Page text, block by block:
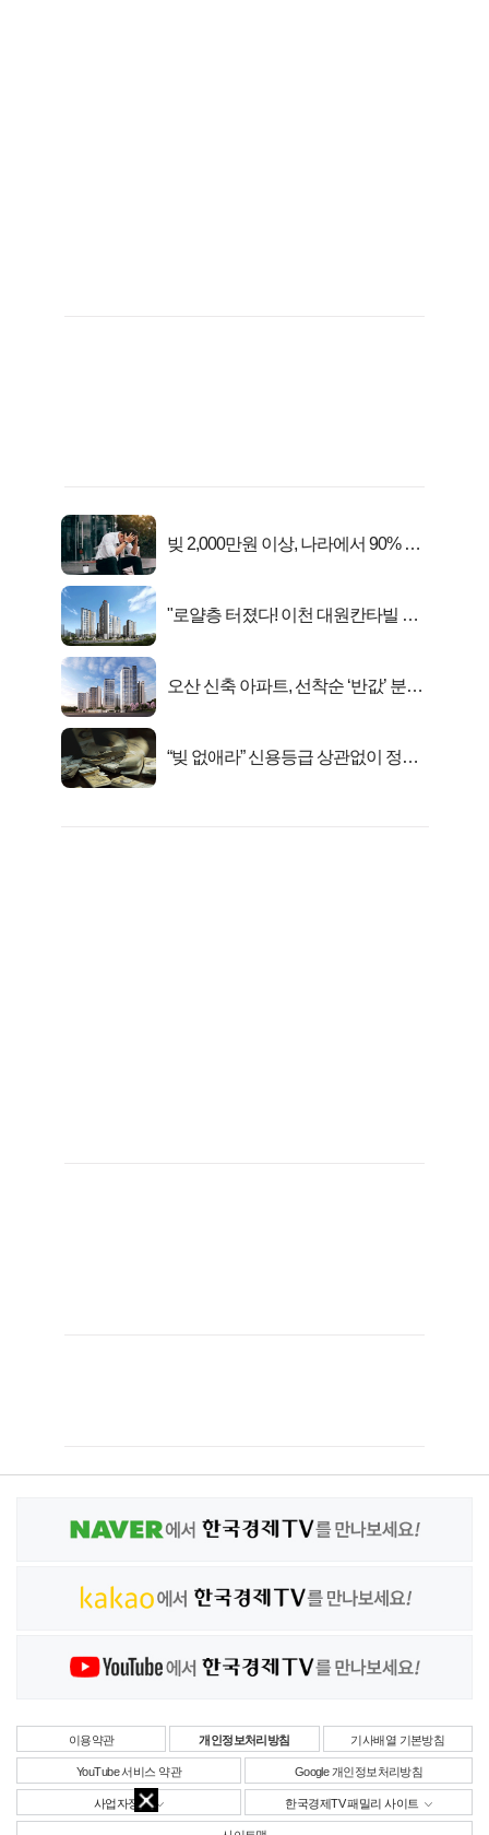
빚 2,000만원 이상, 나라에서 90% 갚
"로얄층 터졌다! 이천 대원칸타빌 잔
오산 신축 아파트, 선착순 ‘반값’ 분양
“빚 없애라” 신용등급 상관없이 정부
이용약관 개인정보처리방침 기사배열 기본방침
YouTube 서비스 약관 Google 개인정보처리방침
사업자정보 한국경제TV 패밀리 사이트